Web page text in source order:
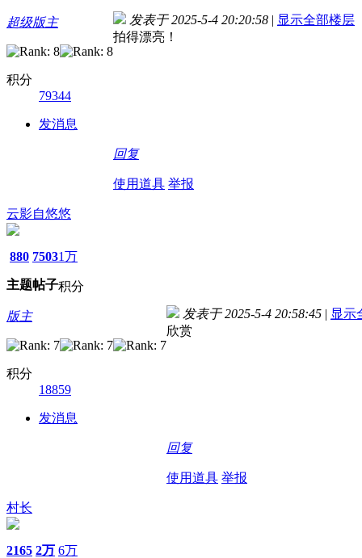
超级版主
积分
79344
发消息
发表于 2025-5-4 20:20:58 | 显示全部楼层
拍得漂亮！
回复
使用道具 举报
云影自悠悠
880
主题
7503
帖子
1万
积分
版主
积分
18859
发消息
发表于 2025-5-4 20:58:45 | 显示
欣赏
回复
使用道具 举报
村长
2165 2万 6万